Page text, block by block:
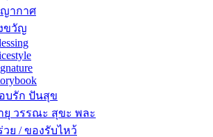
ากาศ
ขวัญ
บรัก ปันสุข
ยุ วรรณะ สุขะ พละ
ย / ของรับไหว้